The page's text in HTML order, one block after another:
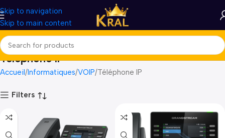
Skip to navigation
Skip to main content
Téléphone IP
Accueil Informatiques VOIP Téléphone IP
Filters